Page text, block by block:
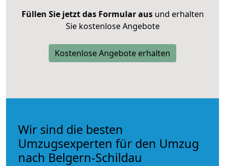
Füllen Sie jetzt das Formular ausund erhalten
Sie kostenlose Angebote
Kostenlose Angebote erhalten
Wir sind die besten
Umzugsexperten für den Umzug
nach Belgern-Schildau